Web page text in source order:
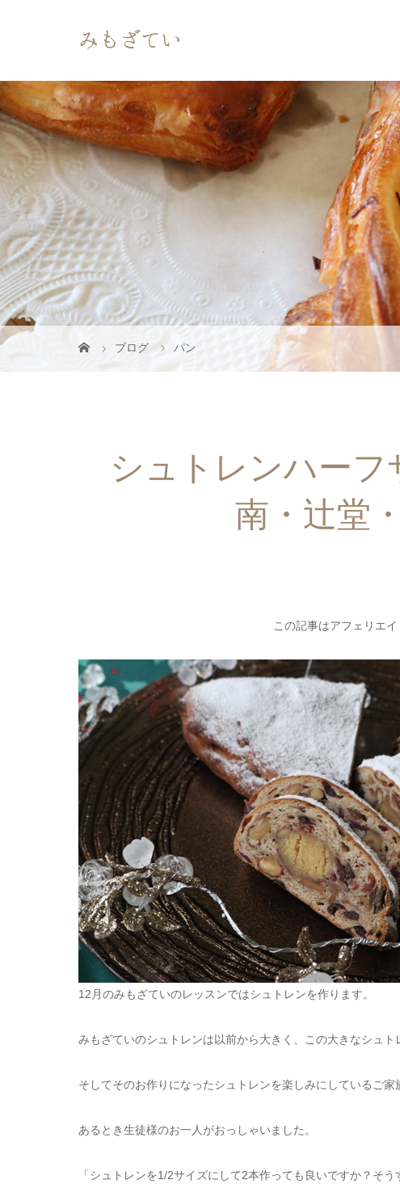
ブログ パン
シュトレンハー
南・辻堂
この記事はアフェリエ
12月のみもざていのレッスンではシュトレンを作ります。
みもざていのシュトレンは以前から大きく、この大きなシュト
そしてそのお作りになったシュトレンを楽しみにしているご家
あるとき生徒様のお一人がおっしゃいました。
「シュトレンを1/2サイズにして2本作っても良いですか？そ